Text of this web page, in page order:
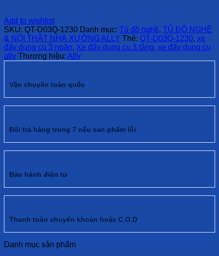
Add to wishlist
SKU: QT-D03Q-1230 Danh mục: Tủ đồ nghề, TỦ ĐỒ NGHỀ
& NỘI THẤT NHÀ XƯỞNG ALLY Thẻ: QT-D03Q-1230, xe
đẩy dụng cụ 3 ngăn, Xe đẩy dụng cụ 3 tầng, xe đẩy dụng cụ
ally Thương hiệu: Ally
Vận chuyển toàn quốc
Đổi trả hàng trong 7 nếu sản phẩm lỗi
Bảo hành điện tử
Thanh toàn chuyển khoản hoặc C.O.D
Danh mục sản phẩm